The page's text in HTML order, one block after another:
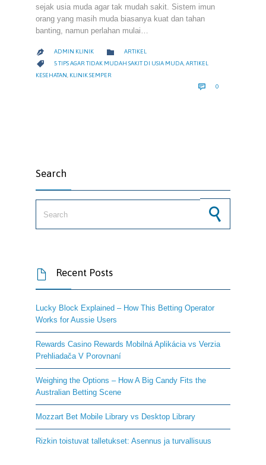
sejak usia muda agar tak mudah sakit. Sistem imun
orang yang masih muda biasanya kuat dan tahan
banting, namun perlahan mulai…
 ADMIN KLINIK  CATEGORY
ARTIKEL
 CATEGORY
5 TIPS AGAR TIDAK MUDAH SAKIT DI USIA MUDA,ARTIKEL
KESEHATAN KLINIK SEMPER
 0
Search
 Recent Posts
Lucky Block Explained – How This Betting Operator
Works for Aussie Users
Rewards Casino Rewards Mobilná Aplikácia vs Verzia
Prehliadača V Porovnaní
Weighing the Options – How A Big Candy Fits the
Australian Betting Scene
Mozzart Bet Mobile Library vs Desktop Library
Rizkin toistuvat talletukset: Asennus ja turvallisuus